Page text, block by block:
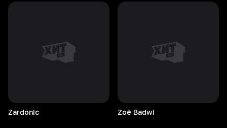
Zardonic Zoë Badwi